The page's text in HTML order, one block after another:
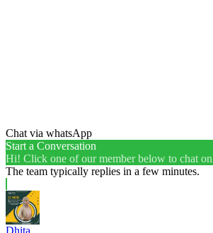
Chat via whatsApp
Start a Conversation
Hi! Click one of our member below to chat on
The team typically replies in a few minutes.